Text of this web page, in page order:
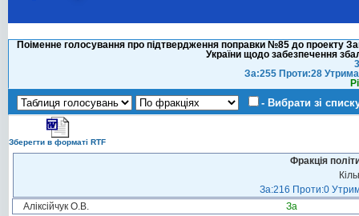
Поіменне голосування про підтвердження поправки №85 до проекту
України щодо забезпечення
За:255 Проти:28
- Вибрати зі
Зберегти в форматі RTF
Фракція
За:216 Проти:0
Аліксійчук О.В.
За